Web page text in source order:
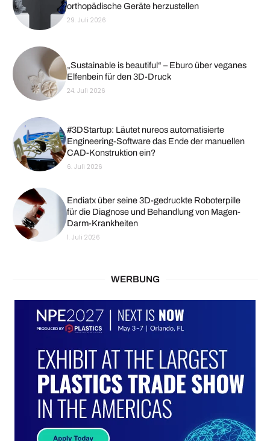
orthopädische Geräte herzustellen
29. Juli 2026
„Sustainable is beautiful“ – Eburo über veganes
Elfenbein für den 3D-Druck
24. Juli 2026
#3DStartup: Läutet nureos automatisierte
Engineering-Software das Ende der manuellen
CAD-Konstruktion ein?
6. Juli 2026
Endiatx über seine 3D-gedruckte Roboterpille
für die Diagnose und Behandlung von Magen-
Darm-Krankheiten
1. Juli 2026
WERBUNG